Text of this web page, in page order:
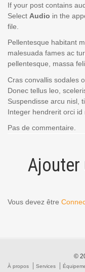
If your post contains
Select Audio in the
file.
Pellentesque habitant
malesuada fames ac
pellentesque, massa
Cras convallis sodales
Donec tellus leo,
Suspendisse arcu nisl,
Integer hendrerit orci id
Pas de commentaire.
Ajouter
Vous devez être
©
À propos Services